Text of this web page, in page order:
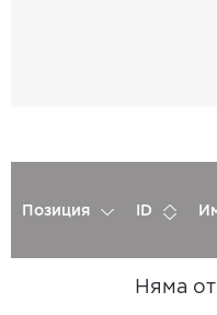
Позиция ID
Няма